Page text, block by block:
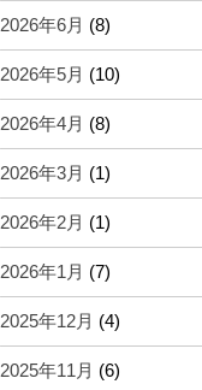
2026年6月 (8)
2026年5月 (10)
2026年4月 (8)
2026年3月 (1)
2026年2月 (1)
2026年1月 (7)
2025年12月 (4)
2025年11月 (6)